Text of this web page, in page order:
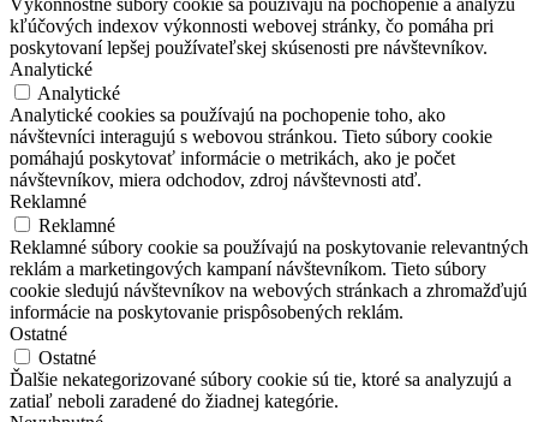
kľúčových indexov výkonnosti webovej stránky, čo pomáha pri
poskytovaní lepšej používateľskej skúsenosti pre návštevníkov.
Analytické
Analytické
Analytické cookies sa používajú na pochopenie toho, ako
návštevníci interagujú s webovou stránkou. Tieto súbory cookie
pomáhajú poskytovať informácie o metrikách, ako je počet
návštevníkov, miera odchodov, zdroj návštevnosti atď.
Reklamné
Reklamné
Reklamné súbory cookie sa používajú na poskytovanie relevantných
reklám a marketingových kampaní návštevníkom. Tieto súbory
cookie sledujú návštevníkov na webových stránkach a zhromažďujú
informácie na poskytovanie prispôsobených reklám.
Ostatné
Ostatné
Ďalšie nekategorizované súbory cookie sú tie, ktoré sa analyzujú a
zatiaľ neboli zaradené do žiadnej kategórie.